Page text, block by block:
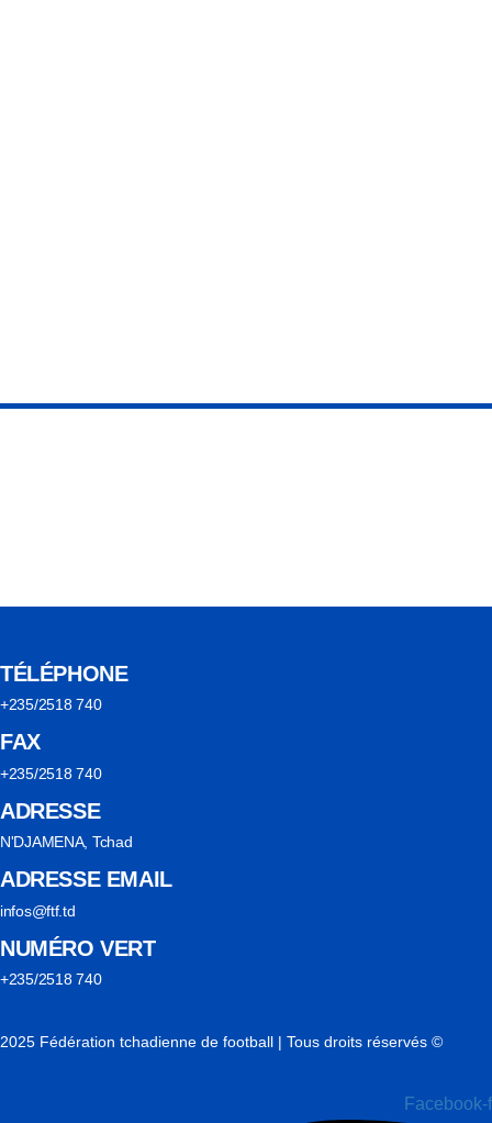
TÉLÉPHONE
+235/2518 740
FAX
+235/2518 740
ADRESSE
N'DJAMENA, Tchad
ADRESSE EMAIL
infos@ftf.td
NUMÉRO VERT
+235/2518 740
2025 Fédération tchadienne de football | Tous droits réservés ©
Facebook-f